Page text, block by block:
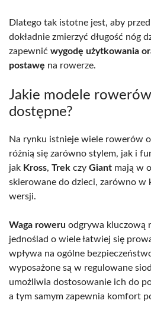
Dlatego tak istotne jest, aby
dokładnie zmierzyć długość nóg
zapewnić wygodę użytkowania
postawę na rowerze.
Jakie modele
dostępne?
Na rynku istnieje wiele rowerów
różnią się zarówno stylem, jak i
jak Kross, Trek czy Giant mają w
skierowane do dzieci, zarówno w
wersji.
Waga roweru odgrywa kluczową
jednoślad o wiele łatwiej się
wpływa na ogólne
wyposażone są w regulowane
umożliwia dostosowanie ich do
a tym samym zapewnia komfort